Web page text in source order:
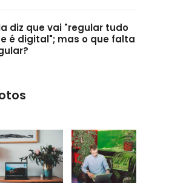
diz que vai "regular tudo
é digital"; mas o que falta